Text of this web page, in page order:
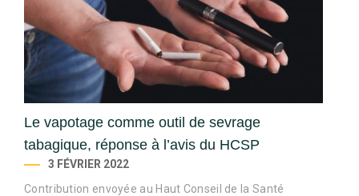
Le vapotage comme outil de sevrage
tabagique, réponse à l’avis du HCSP
3 FÉVRIER 2022
Contribution envoyée au Haut Conseil de la Santé